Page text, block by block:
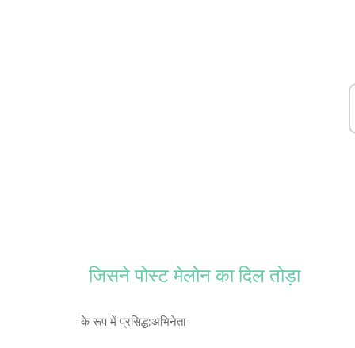
जिसने पोस्ट मेलोन का दिल तोड़ा
के रूप में प्रसिद्ध:अभिनेता